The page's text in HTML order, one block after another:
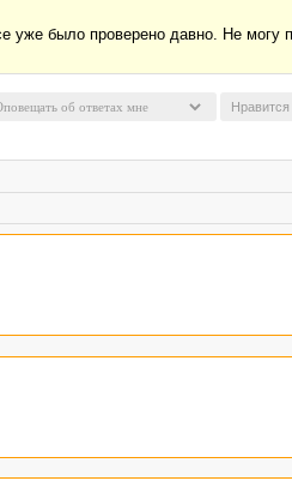
уже было проверено давно. Не могу
Нравится